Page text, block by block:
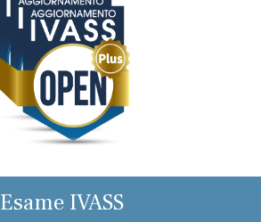
Esame IVASS